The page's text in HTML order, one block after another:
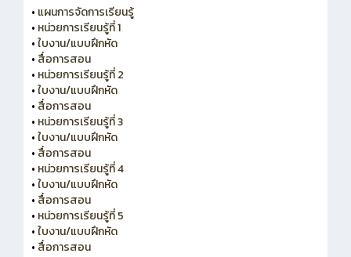
• แผนการจัดการเรียนรู้
• หน่วยการเรียนรู้ที่ 1
•ใบงาน/แบบฝึกหัด
• สื่อการสอน
• หน่วยการเรียนรู้ที่ 2
•ใบงาน/แบบฝึกหัด
• สื่อการสอน
• หน่วยการเรียนรู้ที่ 3
•ใบงาน/แบบฝึกหัด
• สื่อการสอน
• หน่วยการเรียนรู้ที่ 4
•ใบงาน/แบบฝึกหัด
• สื่อการสอน
• หน่วยการเรียนรู้ที่ 5
•ใบงาน/แบบฝึกหัด
• สื่อการสอน